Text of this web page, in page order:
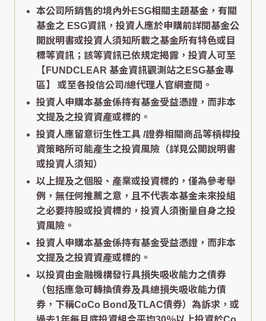
本公司所銷售的境內外ESG相關主題基金，有關
基金之 ESG資訊，投資人應於申購前詳閱基金公
開說明書或投資人須知所載之基金所有特色或目
標等資訊；該等資訊已依規定揭露，投資人可至
【FUNDCLEAR 基金資訊觀測站之ESG基金專
區】
或至各投信公司/總代理人官網查閱。
投資人申購本基金係持有基金受益憑證，而非本
文提及之投資資產或標的。
投資人應留意衍生性工具 /證券相關商品等槓桿投
資策略所可能產生之投資風險（詳見公開說明書
或投資人須知）
以上提及之個股、產業或投資標的，僅為參考舉
例，無任何推薦之意，且不代表本基金未來投組
之必要持股或投資標的，投資人須衡量自身之投
資風險。
投資人申購本基金係持有基金受益憑證，而非本
文提及之投資資產或標的。
以投資由金融機構發行具損失吸收能力之債券
（包括應急可轉換債券及具總損失吸收能力債
券，下稱CoCo Bond及TLAC債券）為訴求，或